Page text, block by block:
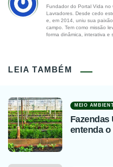
Fundador do Portal Vida no
Lavradores. Desde cedo
e, em 2014, uniu sua
campo. Tem como missão
forma dinâmica, interativa e
LEIA TAMBÉM
MEIO
Fazendas
entenda o